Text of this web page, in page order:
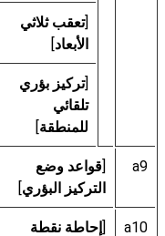
[تعقب ثلاثي
الأبعاد]
[تركيز بؤري
تلقائي
للمنطقة]
a9
[قواعد وضع
التركيز البؤري]
a10
[إحاطة نقطة